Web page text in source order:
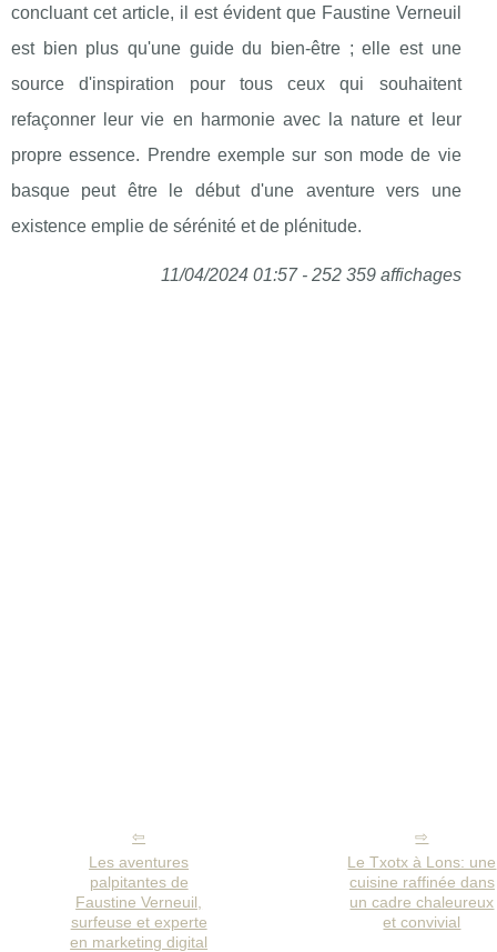
concluant cet article, il est évident que Faustine Verneuil
est bien plus qu'une guide du bien-être ; elle est une
source d'inspiration pour tous ceux qui souhaitent
refaçonner leur vie en harmonie avec la nature et leur
propre essence. Prendre exemple sur son mode de vie
basque peut être le début d'une aventure vers une
existence emplie de sérénité et de plénitude.
11/04/2024 01:57 - 252 359 affichages
Les aventures
palpitantes de
Faustine Verneuil,
surfeuse et experte
en marketing digital
Le Txotx à Lons: une
cuisine raffinée dans
un cadre chaleureux
et convivial